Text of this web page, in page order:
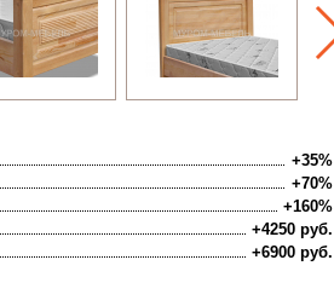
+35%
+70%
+160%
+4250 руб.
+6900 руб.